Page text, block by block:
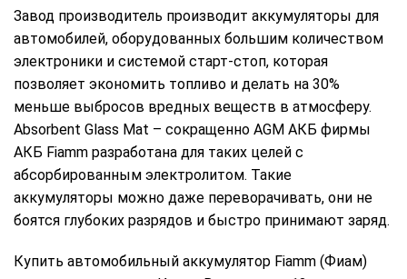
Завод производитель производит аккумуляторы для
автомобилей, оборудованных большим количеством
электроники и системой старт-стоп, которая
позволяет экономить топливо и делать на 30%
меньше выбросов вредных веществ в атмосферу.
Absorbent Glass Mat – сокращенно AGM АКБ фирмы
АКБ Fiamm разработана для таких целей с
абсорбированным электролитом. Такие
аккумуляторы можно даже переворачивать, они не
боятся глубоких разрядов и быстро принимают заряд.
Купить автомобильный аккумулятор Fiamm (Фиам)